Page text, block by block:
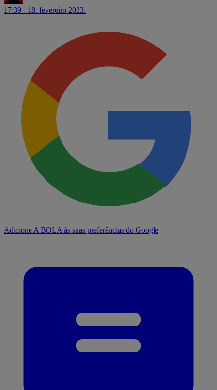
17:39 - 18. fevereiro 2023.
Adicione A BOLA às suas preferências do Google